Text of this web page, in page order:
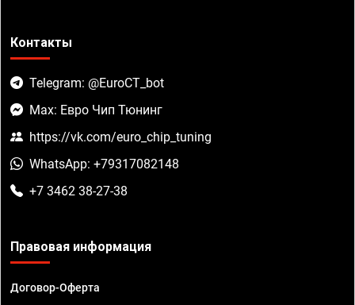
Контакты
Telegram: @EuroCT_bot
Max: Евро Чип Тюнинг
https://vk.com/euro_chip_tuning
WhatsApp: +79317082148
+7 3462 38-27-38
Правовая информация
Договор-Оферта